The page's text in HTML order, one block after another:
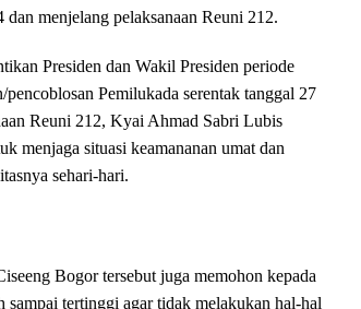
menjelang pelaksanaan Reuni 212.
Presiden dan Wakil Presiden periode
Pemilukada serentak tanggal 27
Reuni 212, Kyai Ahmad Sabri Lubis
menjaga situasi keamananan umat dan
sehari-hari.
Bogor tersebut juga memohon kepada
sampai tertinggi agar tidak melakukan hal-hal